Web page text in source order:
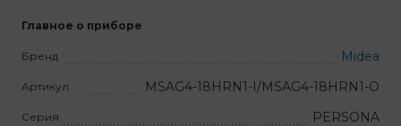
Главное о приборе
Бренд Midea
Артикул MSAG4-18HRN1-I/MSAG4-18HRN1-O
Серия PERSONA